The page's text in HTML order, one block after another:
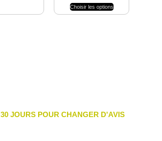
Choisir les options
30 JOURS POUR CHANGER D'AVIS